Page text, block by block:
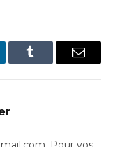
Tumblr Email